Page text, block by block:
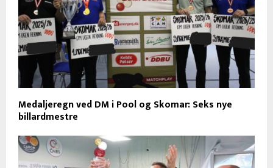
Medaljeregn ved DM i Pool og Skomar: Seks nye
billardmestre